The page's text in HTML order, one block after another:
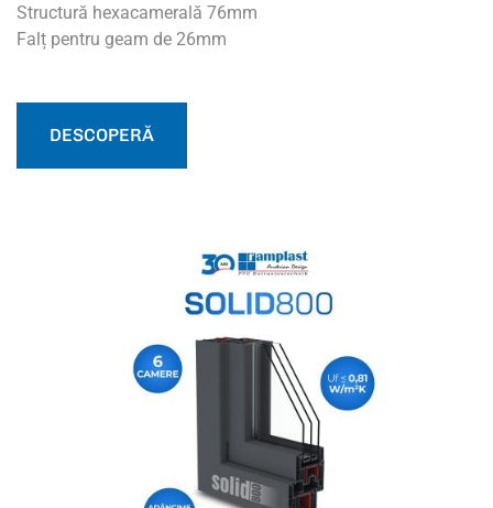
Structură hexacamerală 76mm
Falț pentru geam de 26mm
DESCOPERĂ